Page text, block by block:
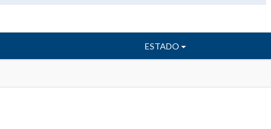
ESTADO